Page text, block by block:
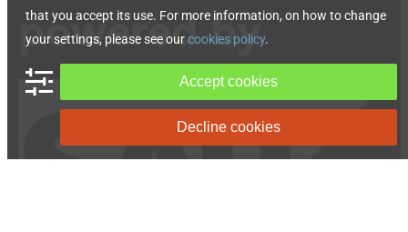
that you accept its use. For more information, on how to change
your settings, please see ourcookies policy.
Accept cookies
Decline cookies